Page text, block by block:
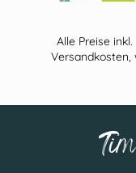
Alle Preise